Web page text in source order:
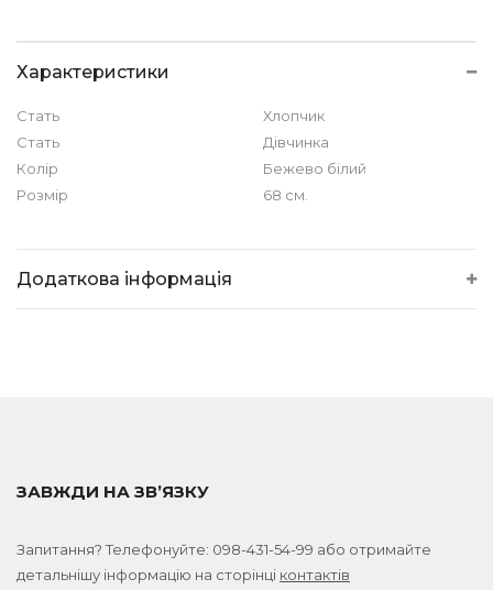
Характеристики
Стать
Хлопчик
Стать
Дівчинка
Колір
Бежево білий
Розмір
68 см.
Додаткова інформація
ЗАВЖДИ НА ЗВ’ЯЗКУ
Запитання? Телефонуйте: 098-431-54-99 або отримайте
детальнішу інформацію на сторінці контактів